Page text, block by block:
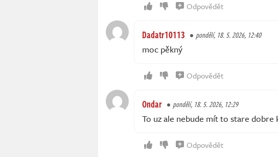
Odpovědět
Dadatr10113 pondělí, 18. 5. 2026, 12:40
moc pěkný
Odpovědět
Ondar pondělí, 18. 5. 2026, 12:29
To uz ale nebude mít to stare dobre
Odpovědět